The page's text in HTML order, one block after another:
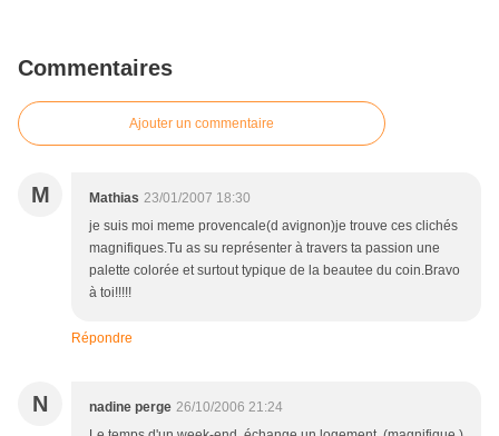
Commentaires
Ajouter un commentaire
M Mathias 23/01/2007 18:30
je suis moi meme provencale(d avignon)je trouve ces clichés
magnifiques.Tu as su représenter à travers ta passion une
palette colorée et surtout typique de la beautee du coin.Bravo
à toi!!!!!
Répondre
N nadine perge 26/10/2006 21:24